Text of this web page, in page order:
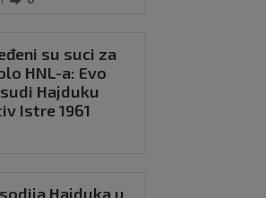
su suci za
HNL-a: Evo
Hajduku
Istre 1961
Hajduka u